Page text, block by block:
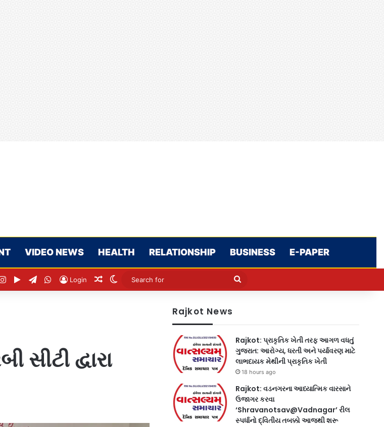
VIDEO NEWS HEALTH RELATIONSHIP BUSINESS E-PAPER
Instagram
Google Play
Telegram
WhatsApp
Login Random Article
Switch skin
Search
દ્વારા
Rajkot News
Rajkot: પ્રાકૃતિક ખેતી તરફ આગળ વધતું
ગુજરાત: આરોગ્ય, ધરતી અને પર્યાવરણ માટે
લાભદાયક મેથીની પ્રાકૃતિક ખેતી
18 hours ago
Rajkot: વડનગરના આધ્યાત્મિક વારસાને
ઉજાગર કરવા
‘Shravanotsav@Vadnagar’ રીલ
સ્પર્ધાનો દ્વિતીય તબક્કો આજથી શરૂ